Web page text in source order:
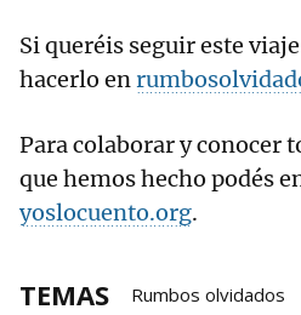
Si queréis seguir este
hacerlo en
Para colaborar y conocer
que hemos hecho podés
yoslocuento.org.
TEMAS Rumbos olvidados